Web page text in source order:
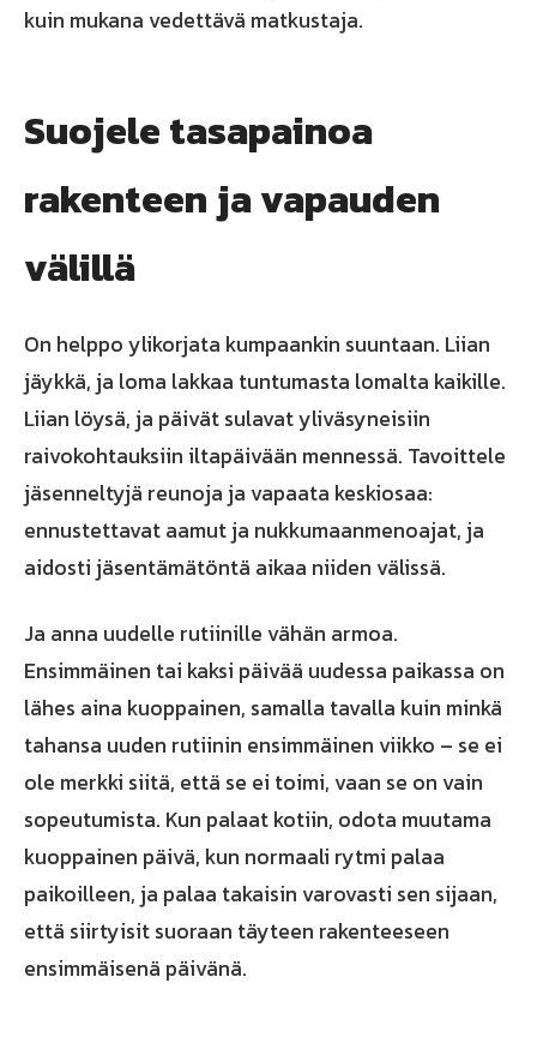
kuin mukana vedettävä matkustaja.
Suojele tasapainoa
rakenteen ja vapauden
välillä
On helppo ylikorjata kumpaankin suuntaan. Liian
jäykkä, ja loma lakkaa tuntumasta lomalta kaikille.
Liian löysä, ja päivät sulavat yliväsyneisiin
raivokohtauksiin iltapäivään mennessä. Tavoittele
jäsenneltyjä reunoja ja vapaata keskiosaa:
ennustettavat aamut ja nukkumaanmenoajat, ja
aidosti jäsentämätöntä aikaa niiden välissä.
Ja anna uudelle rutiinille vähän armoa.
Ensimmäinen tai kaksi päivää uudessa paikassa on
lähes aina kuoppainen, samalla tavalla kuin minkä
tahansa uuden rutiinin ensimmäinen viikko – se ei
ole merkki siitä, että se ei toimi, vaan se on vain
sopeutumista. Kun palaat kotiin, odota muutama
kuoppainen päivä, kun normaali rytmi palaa
paikoilleen, ja palaa takaisin varovasti sen sijaan,
että siirtyisit suoraan täyteen rakenteeseen
ensimmäisenä päivänä.